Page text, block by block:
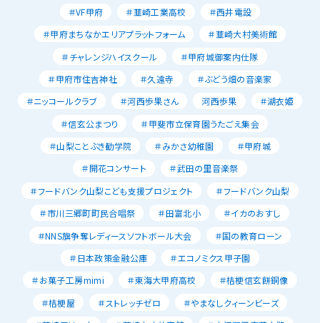
＃VF甲府
＃韮崎工業高校
＃西井電設
＃甲府まちなかエリアプラットフォーム
＃韮崎大村美術館
＃チャレンジハイスクール
＃甲府城御案内仕隊
＃甲府市住吉神社
＃久遠寺
＃ぶどう畑の音楽家
＃ニッコールクラブ
＃河西歩果さん 河西歩果
＃湖衣姫
＃信玄公まつり
＃甲斐市立保育園うたごえ集会
＃山梨ことぶき勧学院
＃みかさ幼稚園
＃甲府城
＃開花コンサート
＃武田の里音楽祭
＃フードバンク山梨こども支援プロジェクト
＃フードバンク山梨
＃市川三郷町町民合唱祭
＃田富北小
＃イカのおすし
＃NNS旗争奪レディースソフトボール大会
＃国の教育ローン
＃日本政策金融公庫
＃エコノミクス甲子園
＃お菓子工房mimi
＃東海大甲府高校
＃桔梗信玄餅銅像
＃桔梗屋
＃ストレッチゼロ
＃やまなしクィーンビーズ